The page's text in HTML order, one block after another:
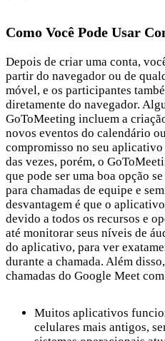
Como Você Pode Usar
Depois de criar uma conta,
partir do navegador ou de
móvel, e os participantes
diretamente do navegador.
GoToMeeting incluem a
novos eventos do calendário
compromisso no seu
das vezes, porém, o
que pode ser uma boa opção
para chamadas de equipe e
desvantagem é que o
devido a todos os recursos e
até monitorar seus níveis de
do aplicativo, para ver
durante a chamada. Além
chamadas do Google Meet
Muitos aplicativos
celulares mais antigos,